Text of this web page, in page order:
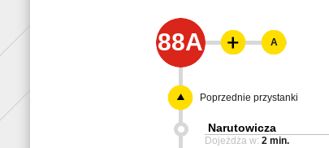
88A A
Poprzednie przystanki
Narutowicza
Dojeżdża w: 2 min.